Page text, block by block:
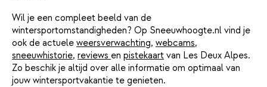
Wil je een compleet beeld van de
wintersportomstandigheden? Op Sneeuwhoogte.nl vind je
ook de actuele weersverwachting, webcams,
sneeuwhistorie, reviews en pistekaart van Les Deux Alpes.
Zo beschik je altijd over alle informatie om optimaal van
jouw wintersportvakantie te genieten.